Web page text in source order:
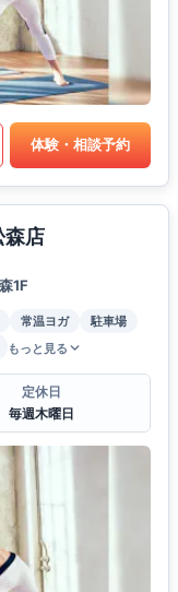
体験・相談予約
森店
1F
常温ヨガ
駐車場
もっと見る
定休日
毎週木曜日